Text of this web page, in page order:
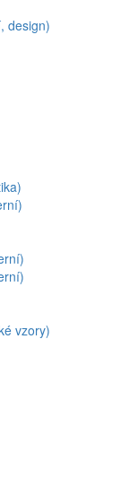
design)
vzory)